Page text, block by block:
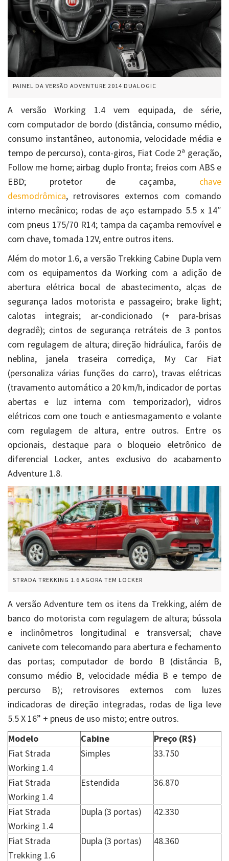
PAINEL DA VERSÃO ADVENTURE 2014 DUALOGIC
A versão Working 1.4 vem equipada, de série,
com computador de bordo (distância, consumo médio,
consumo instantâneo, autonomia, velocidade média e
tempo de percurso), conta-giros, Fiat Code 2ª geração,
Follow me home; airbag duplo fronta; freios com ABS e
EBD; protetor de caçamba, chave
desmodrômica, retrovisores externos com comando
interno mecânico; rodas de aço estampado 5.5 x 14″
com pneus 175/70 R14; tampa da caçamba removível e
com chave, tomada 12V, entre outros itens.
Além do motor 1.6, a versão Trekking Cabine Dupla vem
com os equipamentos da Working com a adição de
abertura elétrica bocal de abastecimento, alças de
segurança lados motorista e passageiro; brake light;
calotas integrais; ar-condicionado (+ para-brisas
degradê); cintos de segurança retráteis de 3 pontos
com regulagem de altura; direção hidráulica, faróis de
neblina, janela traseira corrediça, My Car Fiat
(personaliza várias funções do carro), travas elétricas
(travamento automático a 20 km/h, indicador de portas
abertas e luz interna com temporizador), vidros
elétricos com one touch e antiesmagamento e volante
com regulagem de altura, entre outros. Entre os
opcionais, destaque para o bloqueio eletrônico de
diferencial Locker, antes exclusivo do acabamento
Adventure 1.8.
STRADA TREKKING 1.6 AGORA TEM LOCKER
A versão Adventure tem os itens da Trekking, além de
banco do motorista com regulagem de altura; bússola
e inclinômetros longitudinal e transversal; chave
canivete com telecomando para abertura e fechamento
das portas; computador de bordo B (distância B,
consumo médio B, velocidade média B e tempo de
percurso B); retrovisores externos com luzes
indicadoras de direção integradas, rodas de liga leve
5.5 X 16” + pneus de uso misto; entre outros.
Modelo
Cabine
Preço (R$)
Fiat Strada
Working 1.4
Simples 33.750
Fiat Strada
Working 1.4
Estendida 36.870
Fiat Strada
Working 1.4
Dupla (3 portas) 42.330
Fiat Strada
Trekking 1.6
Dupla (3 portas) 48.360